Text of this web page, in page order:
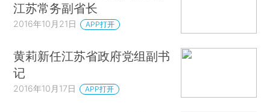
江苏常务副省长
2016年10月21日 APP打开
黄莉新任江苏省政府党组副书
记
2016年10月17日 APP打开